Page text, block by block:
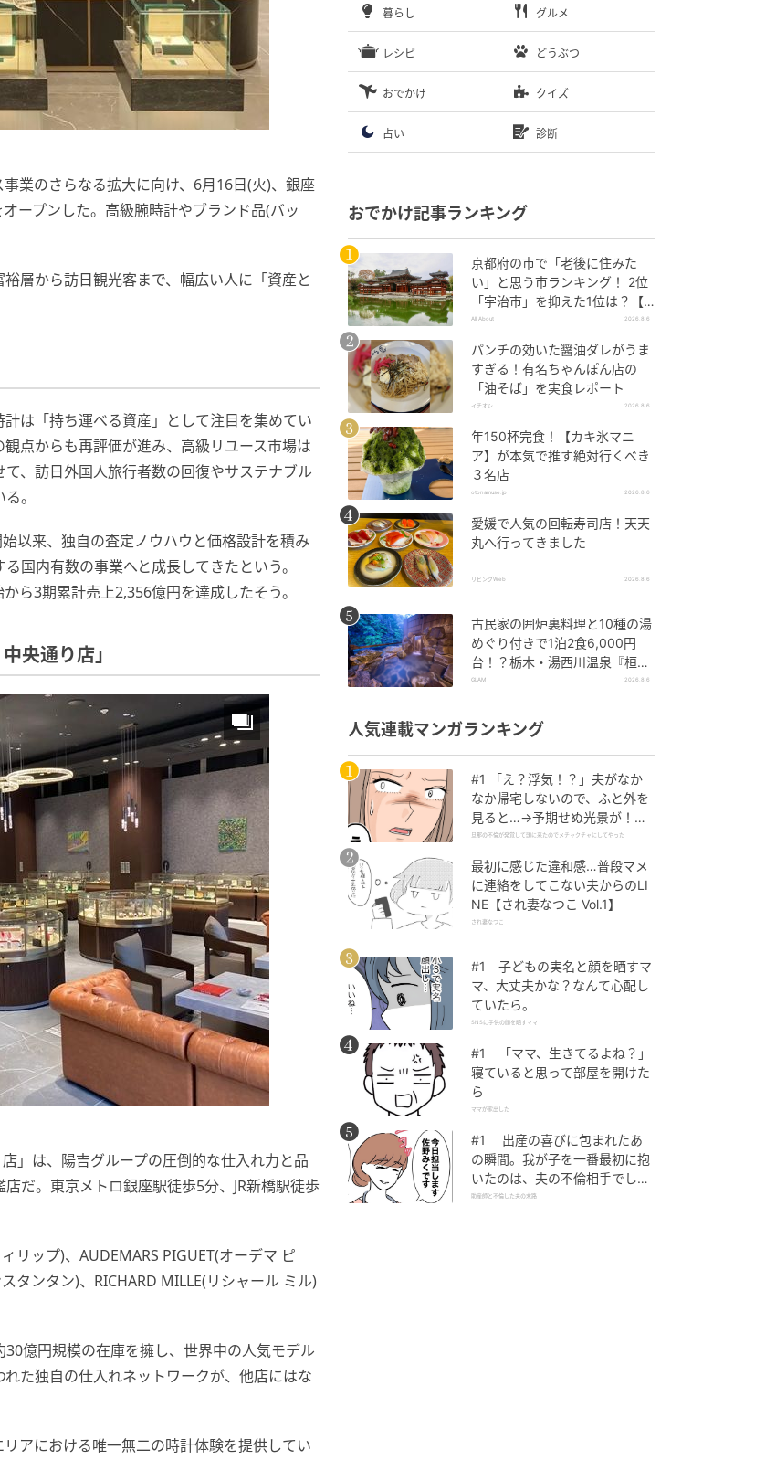
業のさらなる拡大に向け、6月16日(火)、銀座
ープンした。高級腕時計やブランド品(バッ
層から訪日観光客まで、幅広い人に「資産と
は「持ち運べる資産」として注目を集めてい
点からも再評価が進み、高級リユース市場は
、訪日外国人旅行者数の回復やサステナブル
。
以来、独自の査定ノウハウと価格設計を積み
国内有数の事業へと成長してきたという。
ら3期累計売上2,356億円を達成したそう。
央通り店」
」は、陽吉グループの圧倒的な仕入れ力と品
だ。東京メトロ銀座駅徒歩5分、JR新橋駅徒歩
リップ)、AUDEMARS PIGUET(オーデマ ピ
タンタン)、RICHARD MILLE(リシャール ミル)
億円規模の在庫を擁し、世界中の人気モデル
た独自の仕入れネットワークが、他店にはな
アにおける唯一無二の時計体験を提供してい
暮らし グルメ
レシピ どうぶつ
おでかけ クイズ
占い 診断
おでかけ記事ランキング
京都府の市で「老後に住みた
い」と思う市ランキング！ 2位
「宇治市」を抑えた1位は？【2
026年調査】
All About 2026.8.6
パンチの効いた醤油ダレがうま
すぎる！有名ちゃんぽん店の
「油そば」を実食レポート
イチオシ 2026.8.6
年150杯完食！【カキ氷マニ
ア】が本気で推す絶対行くべき
３名店
otonamuse.jp 2026.8.6
愛媛で人気の回転寿司店！天天
丸へ行ってきました
リビングWeb 2026.8.6
古民家の囲炉裏料理と10種の湯
めぐり付きで1泊2食6,000円
台！？栃木・湯西川温泉『桓武
平氏ゆかりの宿 揚羽』で叶う秘
GLAM 2026.8.6
人気連載マンガランキング
#1 「え？浮気！？」夫がなか
なか帰宅しないので、ふと外を
見ると…→予期せぬ光景が！｜
旦那の不倫が発覚して頭に来た
旦那の不倫が発覚して頭に来たのでメチャクチャにしてやった
最初に感じた違和感…普段マメ
に連絡をしてこない夫からのLI
NE【され妻なつこ Vol.1】
され妻なつこ
#1 子どもの実名と顔を晒すマ
マ、大丈夫かな？なんて心配し
ていたら。
SNSに子供の顔を晒すママ
#1 「ママ、生きてるよね？」
寝ていると思って部屋を開けた
ら
ママが家出した
#1 出産の喜びに包まれたあ
の瞬間。我が子を一番最初に抱
いたのは、夫の不倫相手でし
た。
助産師と不倫した夫の末路